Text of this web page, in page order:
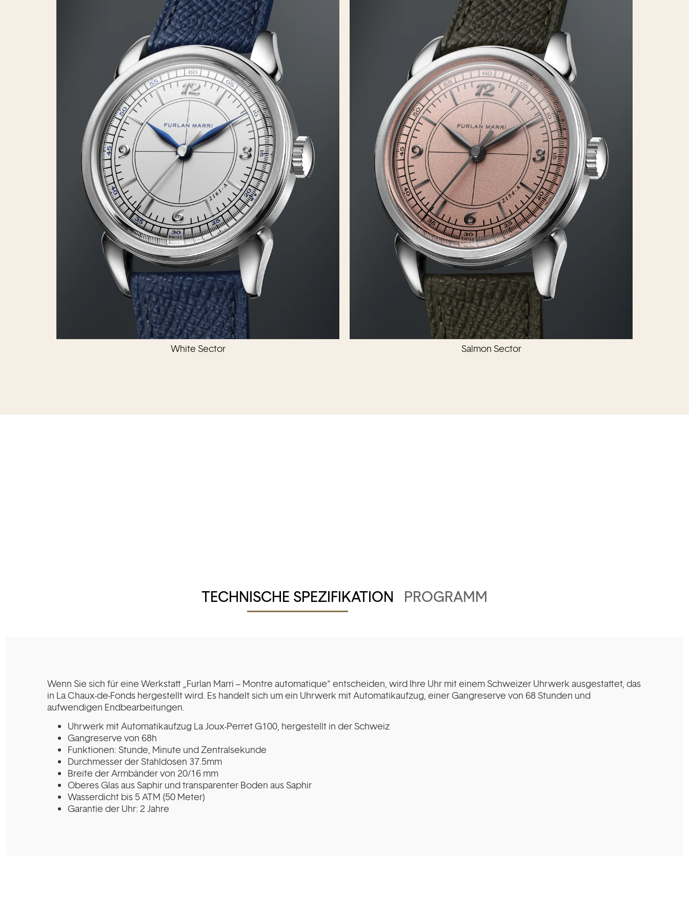
White Sector Salmon Sector
TECHNISCHE SPEZIFIKATION PROGRAMM
Wenn Sie sich für eine Werkstatt „Furlan Marri – Montre automatique“ entscheiden, wird Ihre Uhr mit einem Schweizer Uhrwerk ausgestattet, das
in La Chaux-de-Fonds hergestellt wird. Es handelt sich um ein Uhrwerk mit Automatikaufzug, einer Gangreserve von 68 Stunden und
aufwendigen Endbearbeitungen.
Uhrwerk mit Automatikaufzug La Joux-Perret G100, hergestellt in der Schweiz
Gangreserve von 68h
Funktionen: Stunde, Minute und Zentralsekunde
Durchmesser der Stahldosen 37.5mm
Breite der Armbänder von 20/16 mm
Oberes Glas aus Saphir und transparenter Boden aus Saphir
Wasserdicht bis 5 ATM (50 Meter)
Garantie der Uhr: 2 Jahre